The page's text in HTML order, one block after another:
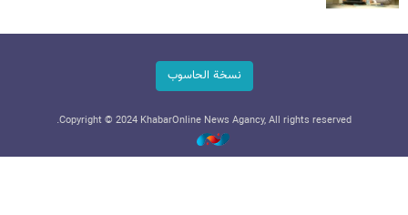
نسخة الحاسوب
Copyright © 2024 KhabarOnline News Agancy, All rights reserved.